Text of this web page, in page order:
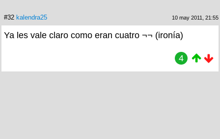
#32 kalendra25 10 may 2011, 21:55
Ya les vale claro como eran cuatro ¬¬ (ironía)
4